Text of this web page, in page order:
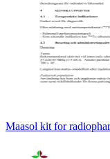
Maasol kit for